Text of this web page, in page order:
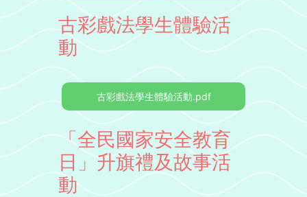
古彩戲法學生體驗活
動
古彩戲法學生體驗活動.pdf
「全民國家安全教育
日」升旗禮及故事活
動